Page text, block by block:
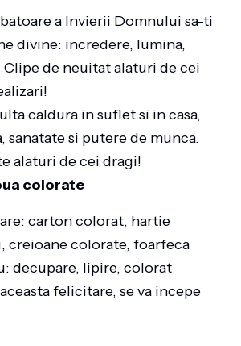
a Invierii Domnului sa-ti
divine: incredere, lumina,
Clipe de neuitat alaturi de cei
caldura in suflet si in casa,
sanatate si putere de munca.
alaturi de cei dragi!
colorate
carton colorat, hartie
creioane colorate, foarfeca
decupare, lipire, colorat
felicitare, se va incepe